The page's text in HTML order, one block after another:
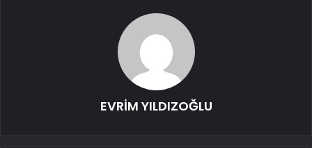
EVRİM YILDIZOĞLU